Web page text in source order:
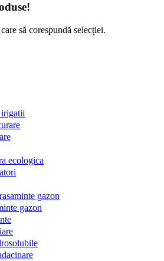
să corespundă selecției.
ecologica
gazon
gazon